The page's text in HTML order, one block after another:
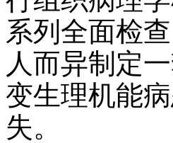
系列全面检
人而异制定
变生理机能
失。